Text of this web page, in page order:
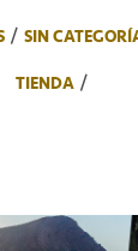
SIN
TIENDA